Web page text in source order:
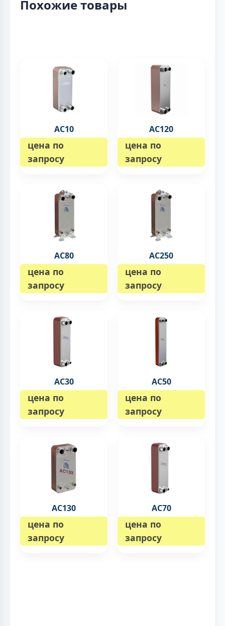
Похожие товары
AC10
цена по
запросу
AC120
цена по
запросу
AC80
цена по
запросу
AC250
цена по
запросу
AC30
цена по
запросу
AC50
цена по
запросу
AC130
цена по
запросу
AC70
цена по
запросу